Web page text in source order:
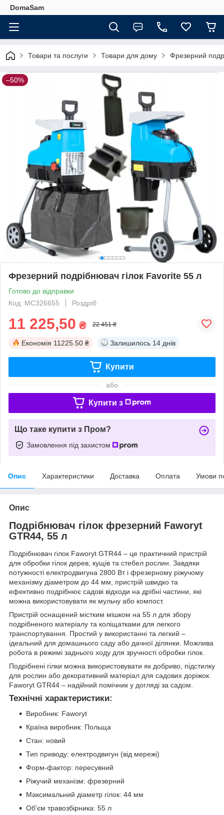
DomaSam
Товари та послуги Товари для дому Фрезерний
–50%
Фрезерний подрібнювач гілок Favorite 55 л
Готово до відправки
Код: МС326655
Роздріб
11 225,50 ₴ 22 451 ₴
Економія 11225.50 ₴ Залишилось 14 днів
Купити
або
Купити з
Що таке купити з Пром?
Замовлення під захистом
Опис Характеристики Доставка Оплата Умови
Опис
Подрібнювач гілок фрезерний Faworyt
GTR44, 55 л
Подрібнювач гілок Faworyt GTR44 – це практичний пристрій
для обробки гілок дерев, кущів та стебел рослин. Завдяки
потужності електродвигуна 2800 Вт і фрезерному ріжучому
механізму діаметром до 44 мм, пристрій швидко та
ефективно подрібнює садові відходи на дрібні частини, які
можна використовувати як мульчу або компост.
Пристрій оснащений містким мішком на 55 л для збору
подрібненого матеріалу та коліщатками для легкого
транспортування. Простий у використанні та легкий –
ідеальний для домашнього саду або дачної ділянки. Можлива
робота в режимі заднього ходу для зручності обробки гілок.
Подрібнені гілки можна використовувати як добриво, підстилку
для рослин або декоративний матеріал для садових доріжок.
Faworyt GTR44 – надійний помічник у догляді за садом.
Технічні характеристики:
Виробник: Faworyt
Країна виробник: Польща
Стан: новий
Тип приводу: електродвигун (від мережі)
Форм-фактор: пересувний
Ріжучий механізм: фрезерний
Максимальний діаметр гілок: 44 мм
Об'єм травозбірника: 55 л